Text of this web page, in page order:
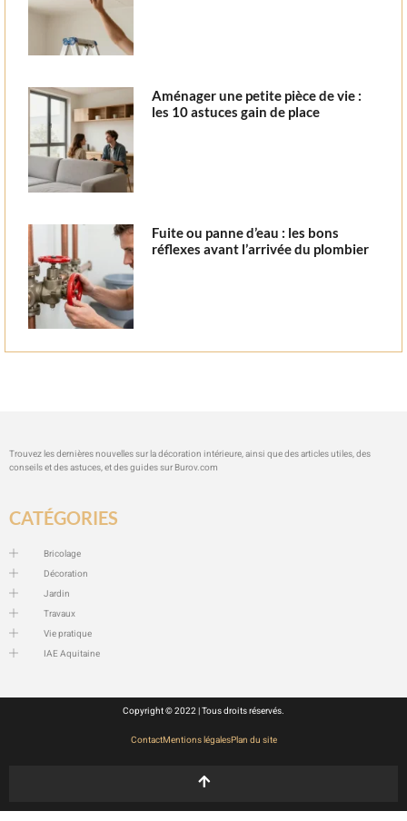
Aménager une petite pièce de vie :
les 10 astuces gain de place
Fuite ou panne d’eau : les bons
réflexes avant l’arrivée du plombier
Trouvez les dernières nouvelles sur la décoration intérieure, ainsi que des articles utiles, des
conseils et des astuces, et des guides sur Burov.com
CATÉGORIES
Bricolage
Décoration
Jardin
Travaux
Vie pratique
IAE Aquitaine
Copyright © 2022 | Tous droits réservés.
ContactMentions légalesPlan du site